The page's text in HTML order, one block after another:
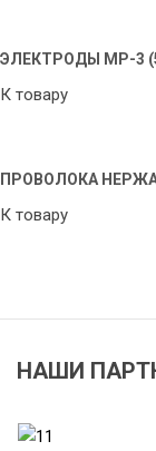
ЭЛЕКТРОДЫ МР-3
К товару
ПРОВОЛОКА
К товару
НАШИ